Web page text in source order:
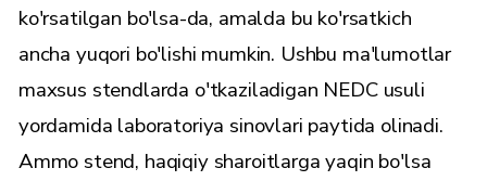
ko'rsatilgan bo'lsa-da, amalda bu ko'rsatkich
ancha yuqori bo'lishi mumkin. Ushbu ma'lumotlar
maxsus stendlarda o'tkaziladigan NEDC usuli
yordamida laboratoriya sinovlari paytida olinadi.
Ammo stend, haqiqiy sharoitlarga yaqin bo'lsa